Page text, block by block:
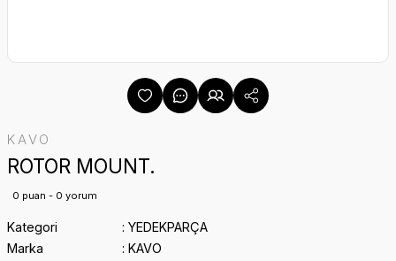
KAVO
ROTOR MOUNT.
0 puan - 0 yorum
Kategori
YEDEKPARÇA
Marka
KAVO